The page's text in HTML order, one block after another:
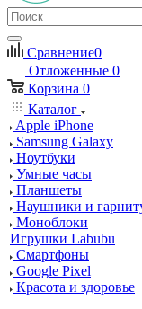
Сравнение0
Отложенные 0
Корзина 0
Каталог
Apple iPhone
Samsung Galaxy
Ноутбуки
Умные часы
Планшеты
Наушники и
Моноблоки
Игрушки Labubu
Смартфоны
Google Pixel
Красота и здоровье